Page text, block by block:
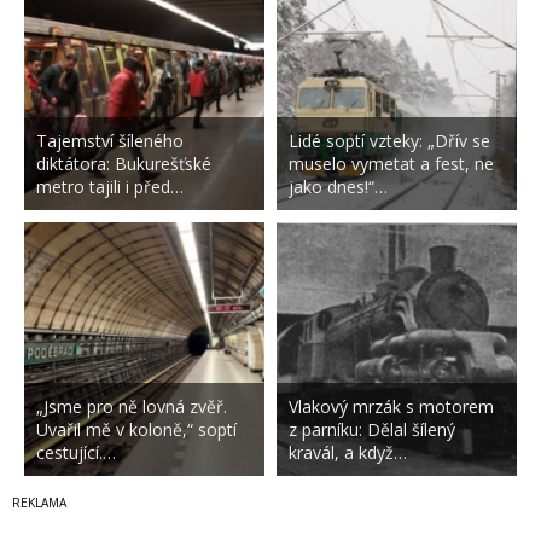
Tajemství šíleného
diktátora: Bukurešťské
metro tajili i před…
„Jsme pro ně lovná zvěř.
Uvařil mě v koloně,“ soptí
cestující.…
Lidé soptí vzteky: „Dřív se
muselo vymetat a fest, ne
jako dnes!“…
Vlakový mrzák s motorem
z parníku: Dělal šílený
kravál, a když…